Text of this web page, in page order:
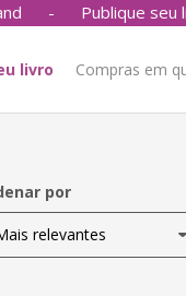
- Publique seu
livro Compras em
por